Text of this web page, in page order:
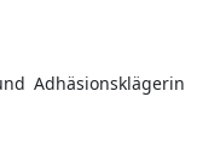
Adhäsionsklägerin